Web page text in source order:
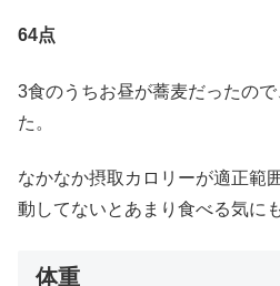
64点
3食のうちお昼が蕎麦だったの
た。
なかなか摂取カロリーが適正範
動してないとあまり食べる気に
体重